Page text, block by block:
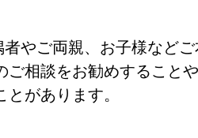
やご両親、お子様など
相談をお勧めすること
があります。